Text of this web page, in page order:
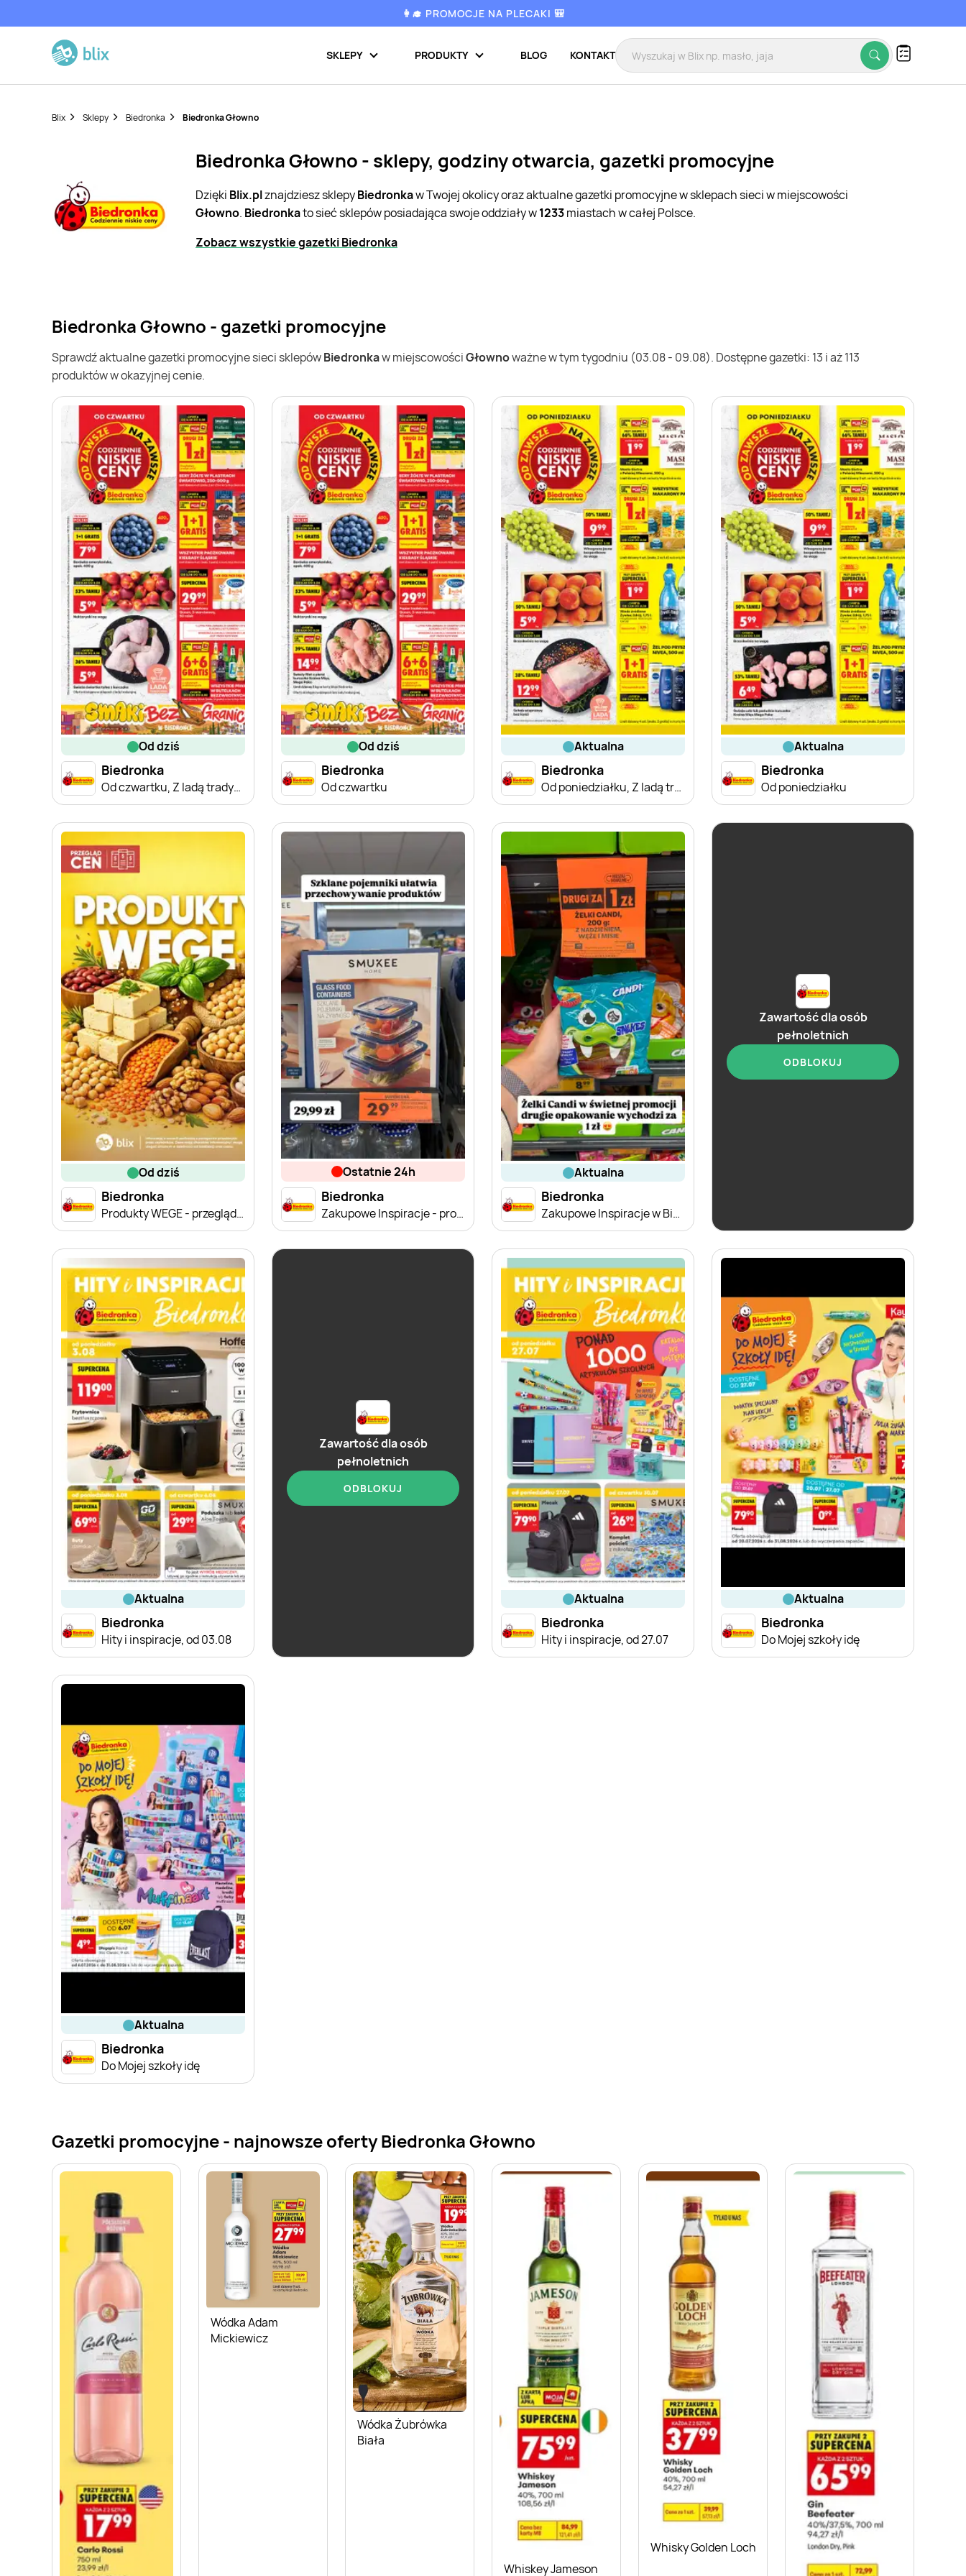
👩‍🎓 PROMOCJE NA PLECAKI 🎒
SKLEPY PRODUKTY BLOG KONTAKT
Blix Sklepy Biedronka Biedronka Głowno
Biedronka Głowno - sklepy, godziny otwarcia, gazetki promocyjne
Dzięki Blix.plznajdziesz sklepyBiedronkaw Twojej okolicy oraz aktualne gazetki promocyjne w sklepach sieci w miejscowości
Głowno. Biedronkato sieć sklepów posiadająca swoje oddziały w1233miastach w całej Polsce.
Zobacz wszystkie gazetki Biedronka
Biedronka Głowno - gazetki promocyjne
Sprawdź aktualne gazetki promocyjne sieci sklepówBiedronkaw miejscowościGłownoważne w tym tygodniu (03.08 - 09.08). Dostępne gazetki: 13 i aż 113
produktów w okazyjnej cenie.
od dziś
Biedronka
Od czwartku, Z ladą tradycyjną
od dziś
Biedronka
Od czwartku
aktualna
Biedronka
Od poniedziałku, Z ladą tradycyjną
aktualna
Biedronka
Od poniedziałku
od dziś
Biedronka
Produkty WEGE - przegląd cen
ostatnie 24h
Biedronka
Zakupowe Inspiracje - produkty do domu i dodatki modowe
aktualna
Biedronka
Zakupowe Inspiracje w Biedronce
Zawartość dla osób
pełnoletnich
ODBLOKUJ
aktualna
Biedronka
Hity i inspiracje, od 03.08
Zawartość dla osób
pełnoletnich
ODBLOKUJ
aktualna
Biedronka
Hity i inspiracje, od 27.07
aktualna
Biedronka
Do Mojej szkoły idę
aktualna
Biedronka
Do Mojej szkoły idę
Gazetki promocyjne - najnowsze oferty Biedronka Głowno
Wódka Adam
Mickiewicz
Wódka Żubrówka
Biała
Whiskey Jameson
Whisky Golden Loch